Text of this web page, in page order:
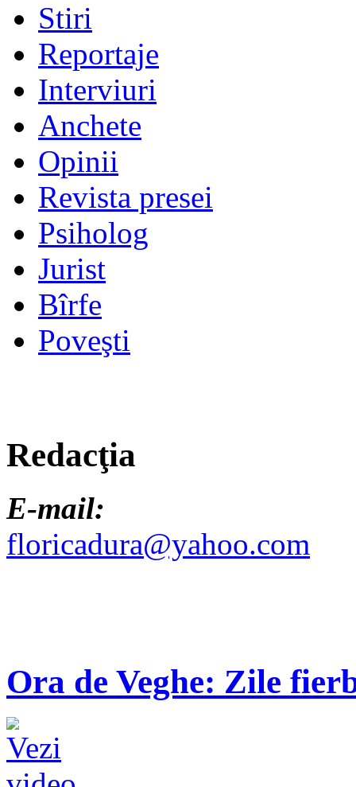
Stiri
Reportaje
Interviuri
Anchete
Opinii
Revista presei
Psiholog
Jurist
Bîrfe
Poveşti
Redacţia
E-mail:
floricadura@yahoo.com
Ora de Veghe: Zile